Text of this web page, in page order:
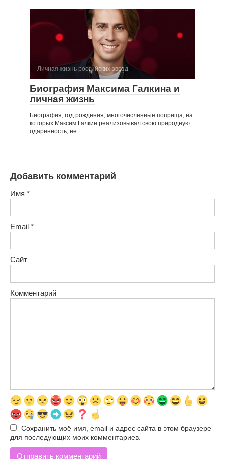
Личная жизнь российских звезд
Биография Максима Галкина и
личная жизнь
Биография, год рождения, многочисленные поприща, на
которых Максим Галкин реализовывал свою природную
одаренность, не
Добавить комментарий
Имя *
Email *
Сайт
Комментарий
Сохранить моё имя, email и адрес сайта в этом браузере
для последующих моих комментариев.